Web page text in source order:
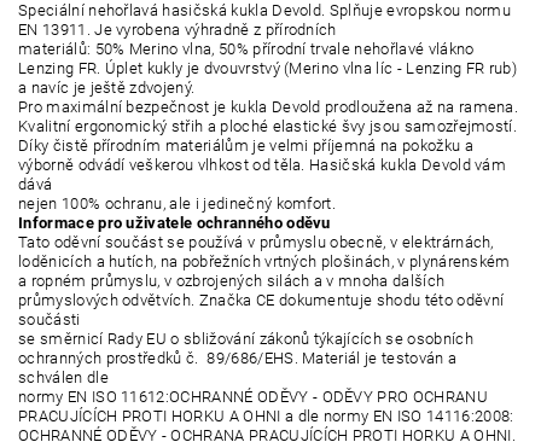
Speciální nehořlavá hasičská kukla Devold. Splňuje evropskou normu
EN 13911. Je vyrobena výhradně z přírodních
materiálů: 50% Merino vlna, 50% přírodní trvale nehořlavé vlákno
Lenzing FR. Úplet kukly je dvouvrstvý (Merino vlna líc - Lenzing FR rub)
a navíc je ještě zdvojený.
Pro maximální bezpečnost je kukla Devold prodloužena až na ramena.
Kvalitní ergonomický střih a ploché elastické švy jsou samozřejmostí.
Díky čistě přírodním materiálům je velmi příjemná na pokožku a
výborně odvádí veškerou vlhkost od těla. Hasičská kukla Devold vám
dává
nejen 100% ochranu, ale i jedinečný komfort.
Informace pro uživatele ochranného oděvu
Tato oděvní součást se používá v průmyslu obecně, v elektrárnách,
loděnicích a hutích, na pobřežních vrtných plošinách, v plynárenském
a ropném průmyslu, v ozbrojených silách a v mnoha dalších
průmyslových odvětvích. Značka CE dokumentuje shodu této oděvní
součásti
se směrnicí Rady EU o sbližování zákonů týkajících se osobních
ochranných prostředků č. 89/686/EHS. Materiál je testován a
schválen dle
normy EN ISO 11612:OCHRANNÉ ODĚVY - ODĚVY PRO OCHRANU
PRACUJÍCÍCH PROTI HORKU A OHNI a dle normy EN ISO 14116:2008:
OCHRANNÉ ODĚVY - OCHRANA PRACUJÍCÍCH PROTI HORKU A OHNI.